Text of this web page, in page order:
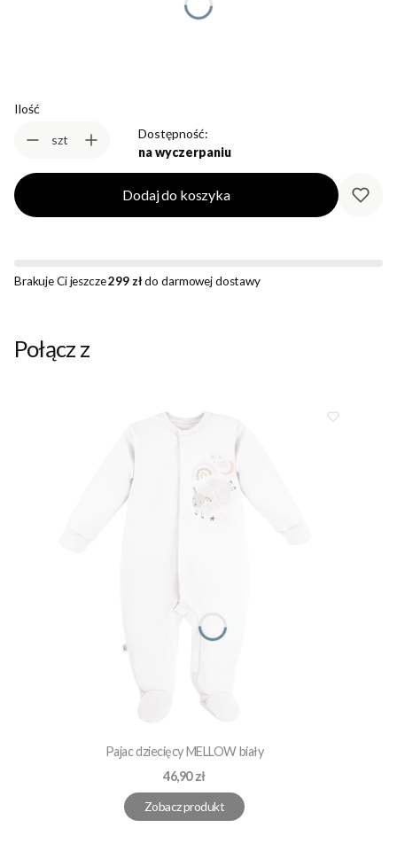
Ilość
szt
Dostępność:
na wyczerpaniu
Dodaj do koszyka
Brakuje Ci jeszcze299 złdo darmowej dostawy
Połącz z
Pajac dziecięcy MELLOW biały
Cena
46,90 zł
Zobacz produkt